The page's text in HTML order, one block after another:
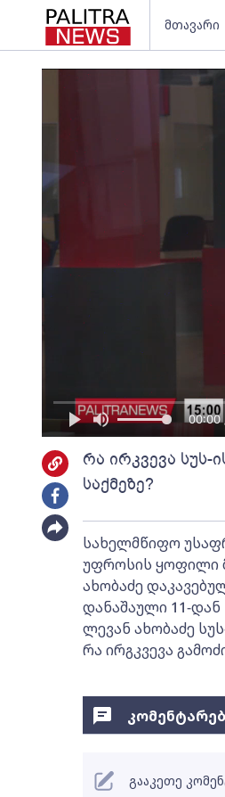
მთავარი
00:00
რა ირკვევა სუს-
საქმეზე?
სახელმწიფო
უფროსის ყოფილი
ახობაძე
დანაშაული 11-
ლევან ახობაძე
რა ირგკვევა
გააკეთე